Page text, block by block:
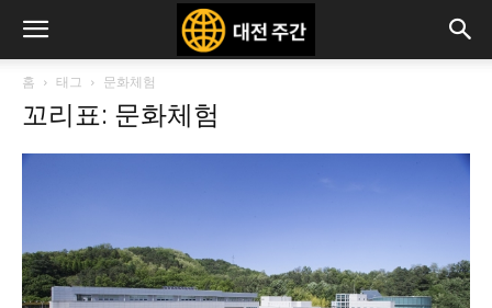
홈 태그 문화체험
꼬리표: 문화체험